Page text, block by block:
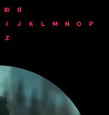
Ю
Я
I J K L M N O
P
Z